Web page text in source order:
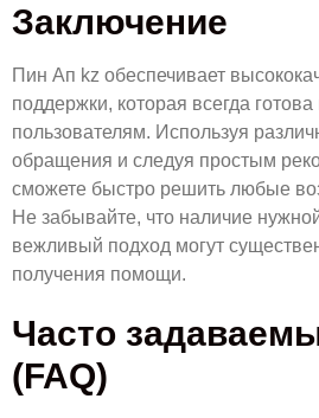
Заключение
Пин Ап kz обеспечивает
поддержки, которая всегда
пользователям. Используя
обращения и следуя простым
сможете быстро решить любые
Не забывайте, что наличие
вежливый подход могут
получения помощи.
Часто
(FAQ)